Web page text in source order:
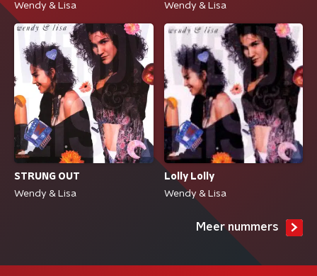
Wendy & Lisa
Wendy & Lisa
STRUNG OUT
Wendy & Lisa
Lolly Lolly
Wendy & Lisa
Meer nummers